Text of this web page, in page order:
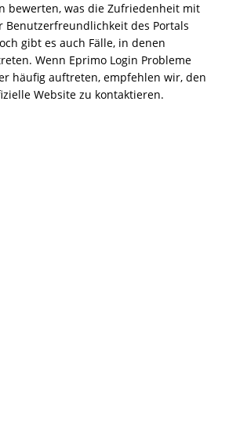
bewerten, was die Zufriedenheit mit
Benutzerfreundlichkeit des Portals
gibt es auch Fälle, in denen
Wenn Eprimo Login Probleme
häufig auftreten, empfehlen wir, den
Website zu kontaktieren.